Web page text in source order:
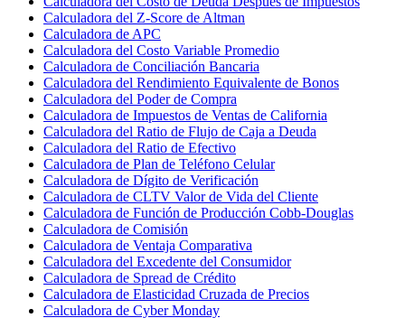
Calculadora del Z-Score de Altman
Calculadora de APC
Calculadora del Costo Variable Promedio
Calculadora de Conciliación Bancaria
Calculadora del Rendimiento Equivalente de Bonos
Calculadora del Poder de Compra
Calculadora de Impuestos de Ventas de California
Calculadora del Ratio de Flujo de Caja a Deuda
Calculadora del Ratio de Efectivo
Calculadora de Plan de Teléfono Celular
Calculadora de Dígito de Verificación
Calculadora de CLTV Valor de Vida del Cliente
Calculadora de Función de Producción Cobb-Douglas
Calculadora de Comisión
Calculadora de Ventaja Comparativa
Calculadora del Excedente del Consumidor
Calculadora de Spread de Crédito
Calculadora de Elasticidad Cruzada de Precios
Calculadora de Cyber Monday